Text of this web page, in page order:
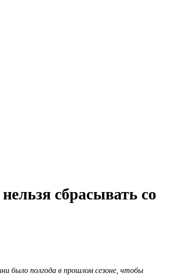
сбрасывать со
было полгода в прошлом сезоне, чтобы